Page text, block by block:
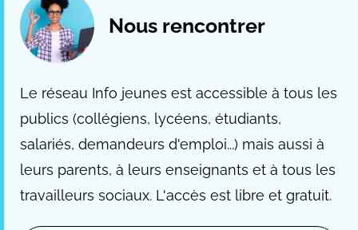
Nous rencontrer
Le réseau Info jeunes est accessible à tous les
publics (collégiens, lycéens, étudiants,
salariés, demandeurs d'emploi...) mais aussi à
leurs parents, à leurs enseignants et à tous les
travailleurs sociaux. L'accès est libre et gratuit.